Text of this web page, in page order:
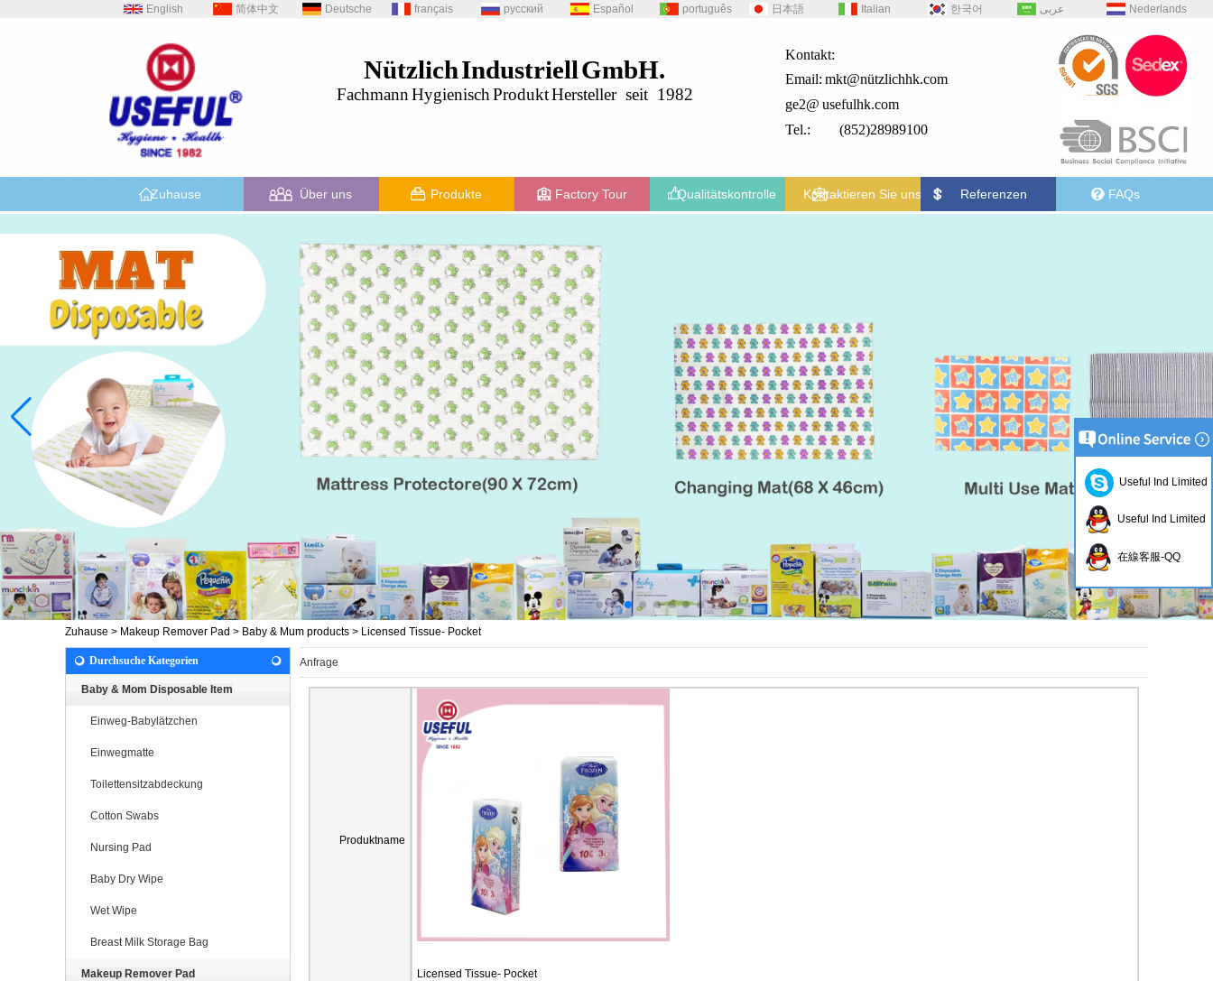
English 简体中文 Deutsche français русский Español português 日本語 Italian 한국어 عربى Nederlands
NützlichIndustriellGmbH.
FachmannHygienischProduktHersteller seit 1982
Kontakt:
Email: mkt@nützlichhk.com
ge2@ usefulhk.com
Tel.: (852)28989100
Zuhause Über uns Produkte Factory Tour Qualitätskontrolle Kontaktieren Sie uns Referenzen FAQs
Zuhause > Makeup Remover Pad > Baby & Mum products > Licensed Tissue- Pocket
Durchsuche Kategorien
Baby & Mom Disposable Item
Einweg-Babylätzchen
Einwegmatte
Toilettensitzabdeckung
Cotton Swabs
Nursing Pad
Baby Dry Wipe
Wet Wipe
Breast Milk Storage Bag
Makeup Remover Pad
Anfrage
Produktname
Licensed Tissue- Pocket
Useful Ind Limited
Useful Ind Limited
在線客服-QQ